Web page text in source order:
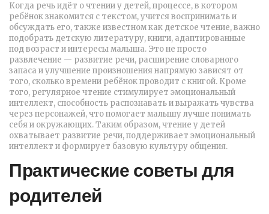
Когда речь идёт очтении у детей,процессе, в котором
ребёнок знакомится с текстом, учится воспринимать и
обсуждать его, также известном как детское чтение, важно
подобрать детскую литературу,книги, адаптированные
под возраст и интересы малыша. Это не просто
развлечение — развитие речи, расширение словарного
запаса и улучшение произношениянапрямую зависят от
того, сколько времени ребёнок проводит с книгой. Кроме
того, регулярное чтение стимулирует эмоциональный
интеллект, способность распознавать и выражать чувства
через персонажей, что помогает малышу лучше понимать
себя и окружающих. Таким образом, чтение у детей
охватывает развитие речи, поддерживает эмоциональный
интеллект и формирует базовую культуру общения.
Практические советы для
родителей